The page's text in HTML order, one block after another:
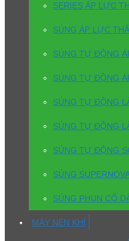
SERIES ÁP LỰC
SÚNG ÁP LỰC
SÚNG TỰ ĐỘNG
SÚNG TỰ ĐỘNG
SÚNG TỰ ĐỘNG
SÚNG TỰ ĐỘNG
SÚNG TỰ ĐỘNG
SÚNG
SÚNG PHUN CỔ
MÁY NÉN KHÍ